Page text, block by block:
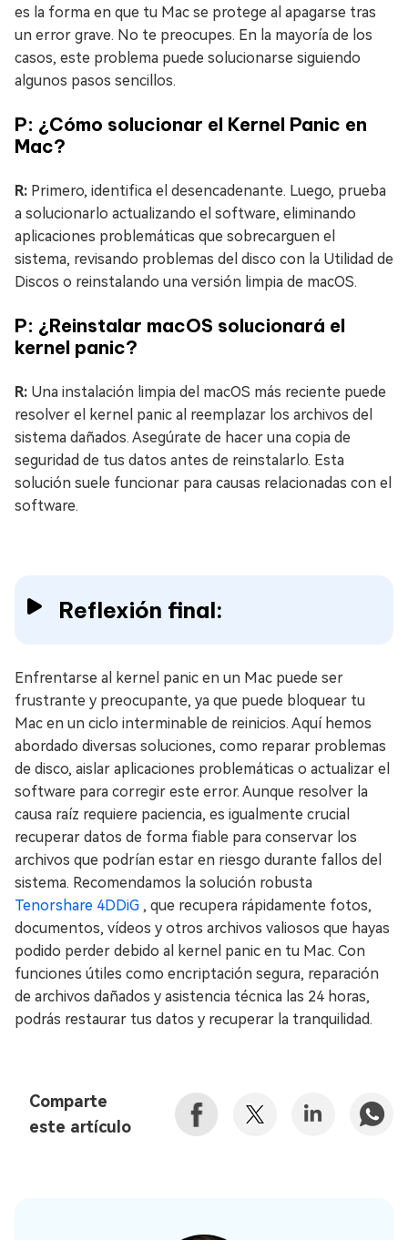
es la forma en que tu Mac se protege al apagarse tras
un error grave. No te preocupes. En la mayoría de los
casos, este problema puede solucionarse siguiendo
algunos pasos sencillos.
P: ¿Cómo solucionar el Kernel Panic en
Mac?
R: Primero, identifica el desencadenante. Luego, prueba
a solucionarlo actualizando el software, eliminando
aplicaciones problemáticas que sobrecarguen el
sistema, revisando problemas del disco con la Utilidad de
Discos o reinstalando una versión limpia de macOS.
P: ¿Reinstalar macOS solucionará el
kernel panic?
R: Una instalación limpia del macOS más reciente puede
resolver el kernel panic al reemplazar los archivos del
sistema dañados. Asegúrate de hacer una copia de
seguridad de tus datos antes de reinstalarlo. Esta
solución suele funcionar para causas relacionadas con el
software.
Reflexión final:
Enfrentarse al kernel panic en un Mac puede ser
frustrante y preocupante, ya que puede bloquear tu
Mac en un ciclo interminable de reinicios. Aquí hemos
abordado diversas soluciones, como reparar problemas
de disco, aislar aplicaciones problemáticas o actualizar el
software para corregir este error. Aunque resolver la
causa raíz requiere paciencia, es igualmente crucial
recuperar datos de forma fiable para conservar los
archivos que podrían estar en riesgo durante fallos del
sistema. Recomendamos la solución robusta
Tenorshare 4DDiG , que recupera rápidamente fotos,
documentos, vídeos y otros archivos valiosos que hayas
podido perder debido al kernel panic en tu Mac. Con
funciones útiles como encriptación segura, reparación
de archivos dañados y asistencia técnica las 24 horas,
podrás restaurar tus datos y recuperar la tranquilidad.
Comparte
este artículo